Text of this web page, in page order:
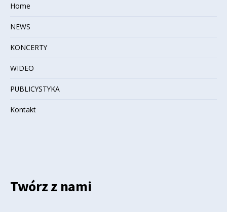
Home
NEWS
KONCERTY
WIDEO
PUBLICYSTYKA
Kontakt
Twórz z nami